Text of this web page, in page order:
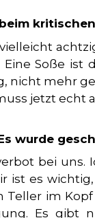
Eine Soße
nicht mehr
jetzt echt
wurde
bei uns.
ist es
Teller im
Es gibt